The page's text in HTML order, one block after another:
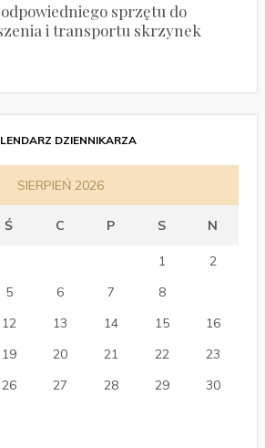
sprzętu do
i transportu skrzynek
DZIENNIKARZA
SIERPIEŃ 2026
Ś C P S N
1
2
5 6 7 8
12 13 14 15
16
19 20 21 22
23
26 27 28 29
30